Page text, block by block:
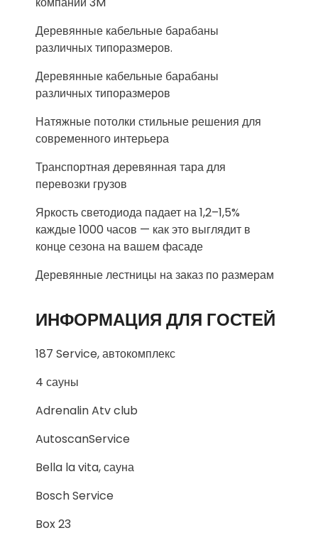
Деревянные кабельные барабаны
различных типоразмеров.
Деревянные кабельные барабаны
различных типоразмеров
Натяжные потолки стильные решения для
современного интерьера
Транспортная деревянная тара для
перевозки грузов
Яркость светодиода падает на 1,2–1,5%
каждые 1000 часов — как это выглядит в
конце сезона на вашем фасаде
Деревянные лестницы на заказ по размерам
ИНФОРМАЦИЯ ДЛЯ ГОСТЕЙ
187 Service, автокомплекс
4 сауны
Adrenalin Atv club
AutoscanService
Bella la vita, сауна
Bosch Service
Box 23